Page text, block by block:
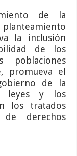
de la
la inclusión
de los
poblaciones
promueva el
de la
leyes y los
los tratados
de derechos